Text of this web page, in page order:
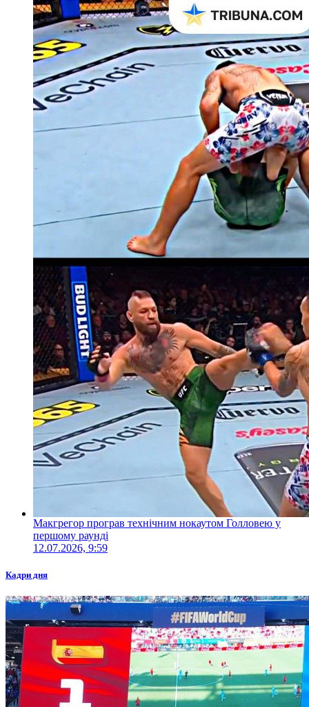
Макгрегор програв технічним нокаутом Голловею у
першому раунді
12.07.2026, 9:59
Кадри дня